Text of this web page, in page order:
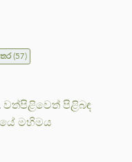
(57)
වත්පිළිවෙත් පිළිබඳ
මහිමය